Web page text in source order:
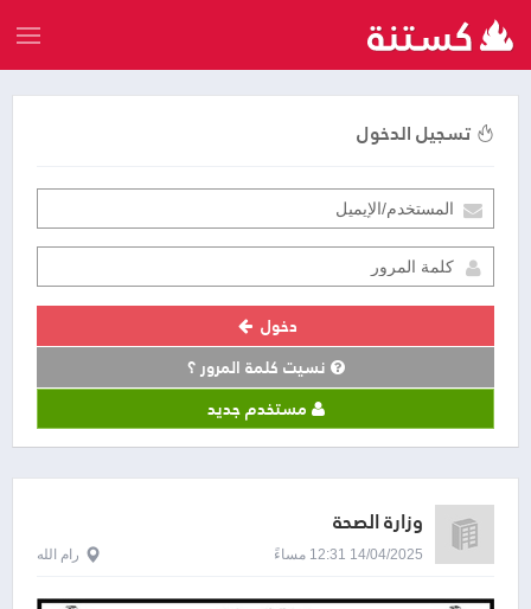
تسجيل الدخول
دخول
نسيت كلمة المرور ؟
مستخدم جديد
وزارة الصحة
14/04/2025 12:31 مساءً رام الله